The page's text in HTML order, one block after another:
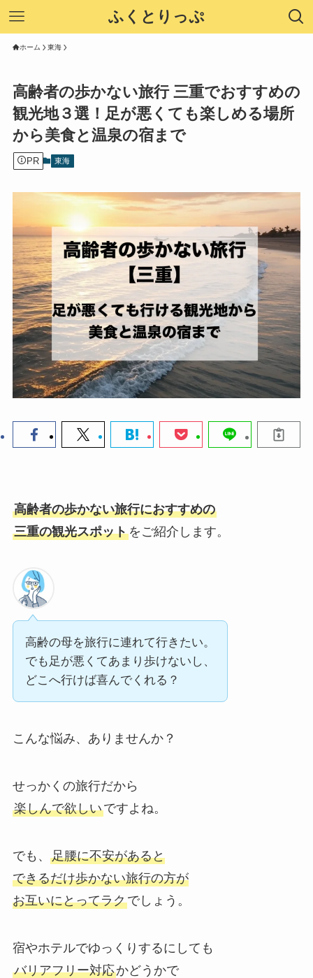
ふくとりっぷ
ホーム 東海
高齢者の歩かない旅行 三重でおすすめの
観光地３選！足が悪くても楽しめる場所
から美食と温泉の宿まで
PR 東海
高齢者の歩かない旅行におすすめの
三重の観光スポットをご紹介します。
高齢の母を旅行に連れて行きたい。
でも足が悪くてあまり歩けないし、
どこへ行けば喜んでくれる？
こんな悩み、ありませんか？
せっかくの旅行だから
楽しんで欲しいですよね。
でも、 足腰に不安があると
できるだけ歩かない旅行の方が
お互いにとってラクでしょう。
宿やホテルでゆっくりするにしても
バリアフリー対応かどうかで